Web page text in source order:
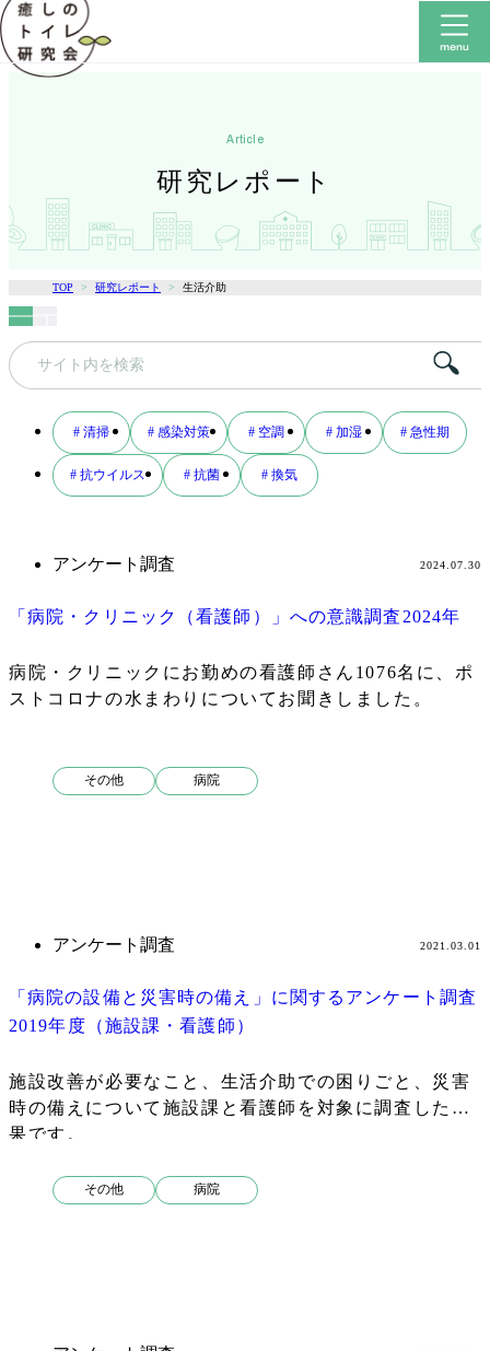
研究レポート
article
TOP 研究レポート 生活介助
「病院・クリニック（看護師）」への意識調査2024年
アンケート調査 2024.07.30
病院・クリニックにお勤めの看護師さん1076名に、ポ
ストコロナの水まわりについてお聞きしました。
その他 病院
「病院の設備と災害時の備え」に関するアンケート調査
2019年度（施設課・看護師）
アンケート調査 2021.03.01
施設改善が必要なこと、生活介助での困りごと、災害
時の備えについて施設課と看護師を対象に調査した結
果です。
その他 病院
キ
# 清掃 # 感染対策 # 空調 # 加湿 # 急性期
# 抗ウイルス # 抗菌 # 換気